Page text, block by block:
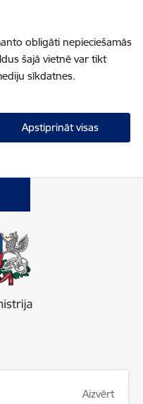
obligāti nepieciešamās
šajā vietnē var tikt
sīkdatnes.
Apstiprināt visas
Aizvērt